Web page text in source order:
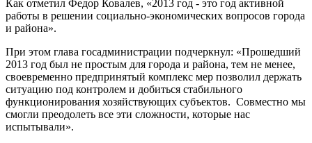
Как отметил Федор Ковалев, «2013 год - это год активной
работы в решении социально-экономических вопросов города
и района».
При этом глава госадминистрации подчеркнул: «Прошедший
2013 год был не простым для города и района, тем не менее,
своевременно предпринятый комплекс мер позволил держать
ситуацию под контролем и добиться стабильного
функционирования хозяйствующих субъектов. Совместно мы
смогли преодолеть все эти сложности, которые нас
испытывали».